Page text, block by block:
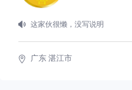
这家伙很懒，没写说明
广东 湛江市